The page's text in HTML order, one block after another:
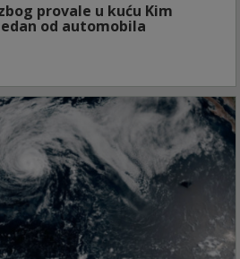
provale u kuću Kim
od automobila